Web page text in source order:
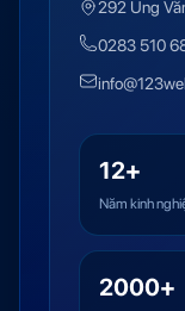
292 Ung
0283 510
12+
Năm kinh
2000+